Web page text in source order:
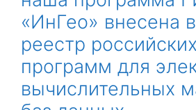
«ИнГео» внесена
реестр российских
программ для
вычислительных